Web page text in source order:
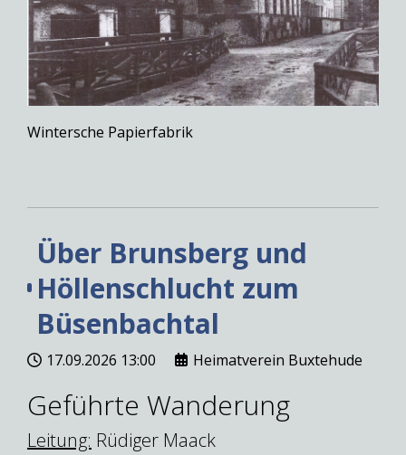
Wintersche Papierfabrik
Über Brunsberg und
Höllenschlucht zum
Büsenbachtal
17.09.2026 13:00 Heimatverein Buxtehude
Geführte Wanderung
Leitung: Rüdiger Maack